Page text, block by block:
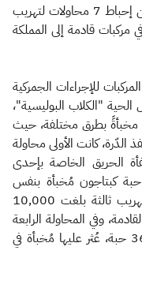
​​​تمكّنت هيئة "الزكاة والضريبة والجمارك" من إحباط 7 محاولات لتهريب
في مركبات قادمة إلى المملكة
للإجراءات الجمركية
الحية "الكلاب البوليسية"،
مخبأةً بطرق مختلفة، حيث
محاولات في منفذ الدّرة، كانت الأولى محاولة
بمطفأة الحريق الخاصة بإحدى
المركبات، والثانية محاولة تهريب 5,731 حبة كبتاجون مُخبأة بنفس
الطريقة السابقة، فيما تم إحباط محاولة تهريب ثالثة بلغت 10,000
وفي المحاولة الرابعة
تمكّن منفذ الدرة من إحباط تهريب 36,274 حبة، عُثر عليها مُخبأة في